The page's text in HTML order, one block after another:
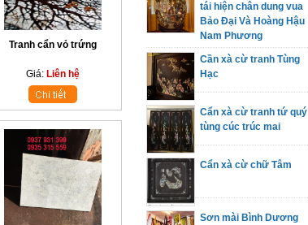
Tranh cẩn vỏ trứng
Giá: Liên hệ
tái hiện chân dung vua
Bảo Đại Và Hoàng Hậu
Nam Phương
Cần xà cừ tranh Tùng
Hạc
Cẩn xà cừ tranh tứ quý
tùng cúc trúc mai
Cẩn xà cừ chữ Tâm
Sơn mài Bình Dương